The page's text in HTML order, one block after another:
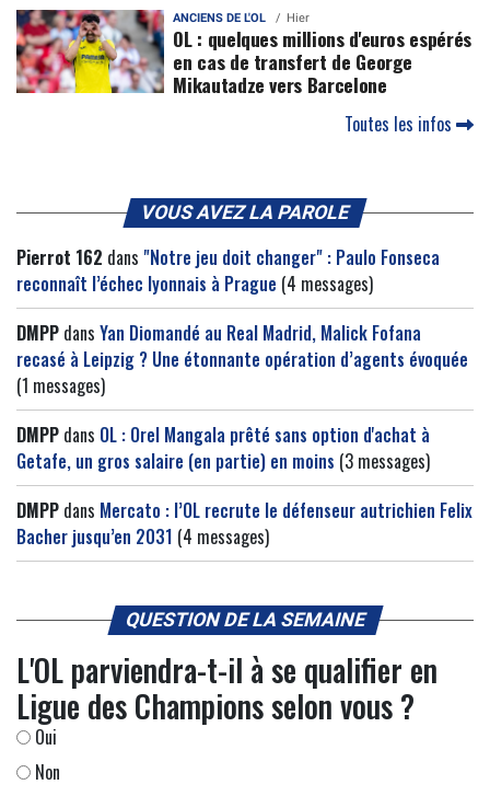
ANCIENS DE L'OL Hier
OL : quelques millions d'euros espérés
en cas de transfert de George
Mikautadze vers Barcelone
Toutes les infos
VOUS AVEZ LA PAROLE
Pierrot 162 dans "Notre jeu doit changer" : Paulo Fonseca
reconnaît l’échec lyonnais à Prague (4 messages)
DMPP dans Yan Diomandé au Real Madrid, Malick Fofana
recasé à Leipzig ? Une étonnante opération d’agents évoquée
(1 messages)
DMPP dans OL : Orel Mangala prêté sans option d'achat à
Getafe, un gros salaire (en partie) en moins (3 messages)
DMPP dans Mercato : l’OL recrute le défenseur autrichien Felix
Bacher jusqu’en 2031 (4 messages)
QUESTION DE LA SEMAINE
L'OL parviendra-t-il à se qualifier en
Ligue des Champions selon vous ?
Oui
Non